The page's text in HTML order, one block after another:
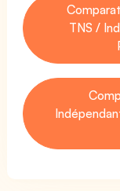
TNS /